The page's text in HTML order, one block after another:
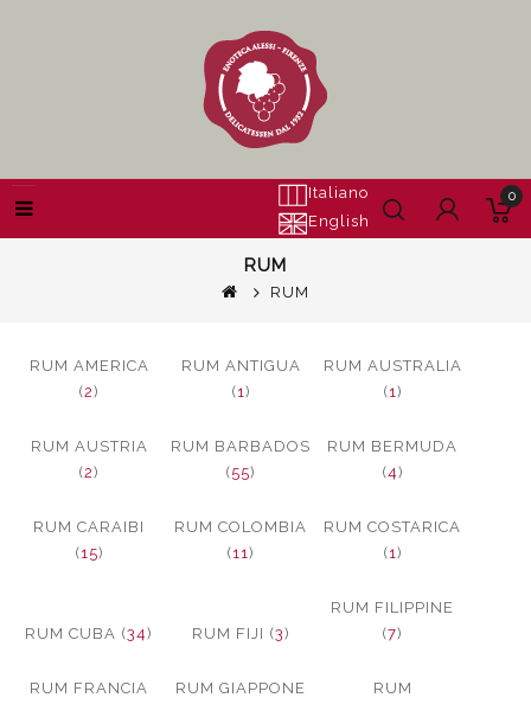
Italiano
English
0
RUM
RUM
RUM AMERICA
(2)
RUM ANTIGUA
(1)
RUM AUSTRALIA
(1)
RUM AUSTRIA
(2)
RUM BARBADOS
(55)
RUM BERMUDA
(4)
RUM CARAIBI
(15)
RUM COLOMBIA
(11)
RUM COSTARICA
(1)
RUM CUBA (34) RUM FIJI (3)
RUM FILIPPINE
(7)
RUM FRANCIA
RUM GIAPPONE
RUM